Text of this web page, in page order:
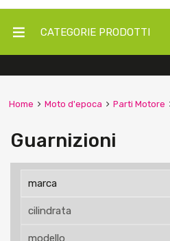
CATEGORIE PRODOTTI
Home Moto d'epoca Parti Motore
Guarnizioni